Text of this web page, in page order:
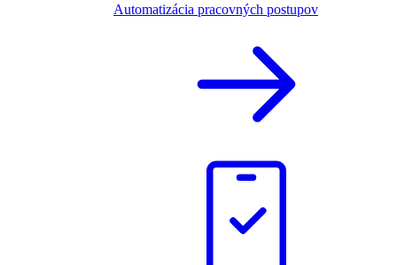
Automatizácia pracovných postupov